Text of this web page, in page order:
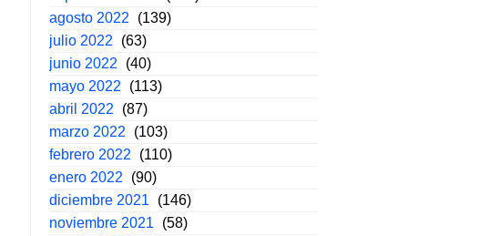
agosto 2022
(139)
julio 2022
(63)
junio 2022
(40)
mayo 2022
(113)
abril 2022
(87)
marzo 2022
(103)
febrero 2022
(110)
enero 2022
(90)
diciembre 2021
(146)
noviembre 2021
(58)